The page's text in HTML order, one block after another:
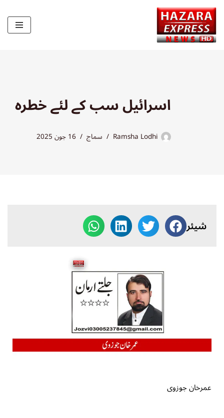
Skip
to
اسرائیل سب کے لئے خطرہ
Ramsha Lodhi سماج 16 جون 2025
شیئر
عمرخان جوزوی